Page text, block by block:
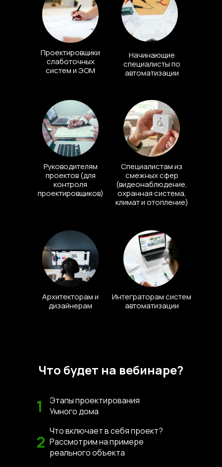
Руководителям
проектов (для
контроля
проектировщиков)
Архитекторам и
дизайнерам
Проектировщики
слаботочных
систем и ЭОМ
Начинающие
специалисты по
автоматизации
Специалистам из
смежных сфер
(видеонаблюдение,
охранная система,
климат и отопление)
Интеграторам систем
автоматизации
Что будет на вебинаре?
Этапы проектирования
Умного дома
1
Что включает в себя проект?
Рассмотрим на примере
реального объекта
2